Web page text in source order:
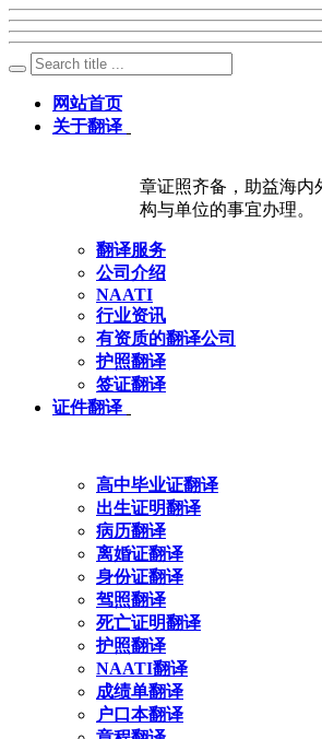
网站首页
关于翻译
章证照齐备，助益海内
构与单位的事宜办理。
翻译服务
公司介绍
NAATI
行业资讯
有资质的翻译公司
护照翻译
签证翻译
证件翻译
高中毕业证翻译
出生证明翻译
病历翻译
离婚证翻译
身份证翻译
驾照翻译
死亡证明翻译
护照翻译
NAATI翻译
成绩单翻译
户口本翻译